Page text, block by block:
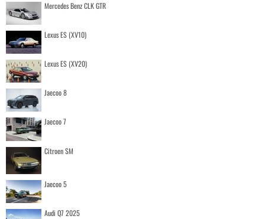
Mercedes Benz CLK GTR
Lexus ES (XV10)
Lexus ES (XV20)
Jaecoo 8
Jaecoo 7
Citroen SM
Jaecoo 5
Audi Q7 2025